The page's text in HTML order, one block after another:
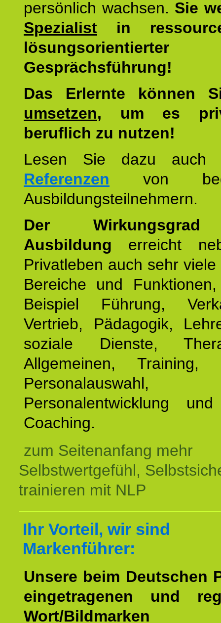
persönlich wachsen. Sie
Spezialist in
lösungsorientierter
Gesprächsführung!
Das Erlernte können
umsetzen, um es
beruflich zu nutzen!
Lesen Sie dazu
Referenzen von
Ausbildungsteilnehmern.
Der
Ausbildung erreicht
Privatleben auch sehr
Bereiche und
Beispiel Führung,
Vertrieb, Pädagogik,
soziale Dienste,
Allgemeinen, Training,
Personalauswahl,
Personalentwicklung
Coaching.
zum Seitenanfang mehr
Selbstwertgefühl,
trainieren mit NLP
Ihr Vorteil, wir sind
Markenführer:
Unsere beim Deutschen
eingetragenen und
Wort/Bildmarken